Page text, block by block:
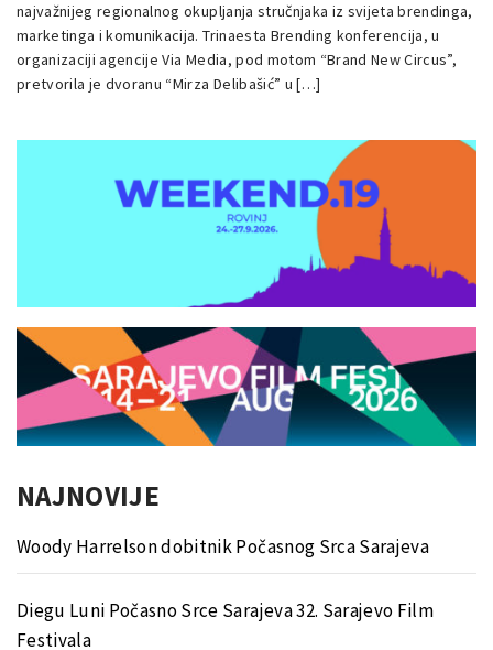
najvažnijeg regionalnog okupljanja stručnjaka iz svijeta brendinga,
marketinga i komunikacija. Trinaesta Brending konferencija, u
organizaciji agencije Via Media, pod motom “Brand New Circus”,
pretvorila je dvoranu “Mirza Delibašić” u […]
NAJNOVIJE
Woody Harrelson dobitnik Počasnog Srca Sarajeva
Diegu Luni Počasno Srce Sarajeva 32. Sarajevo Film
Festivala